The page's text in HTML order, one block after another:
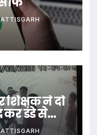
ने दो
कर डंडे से